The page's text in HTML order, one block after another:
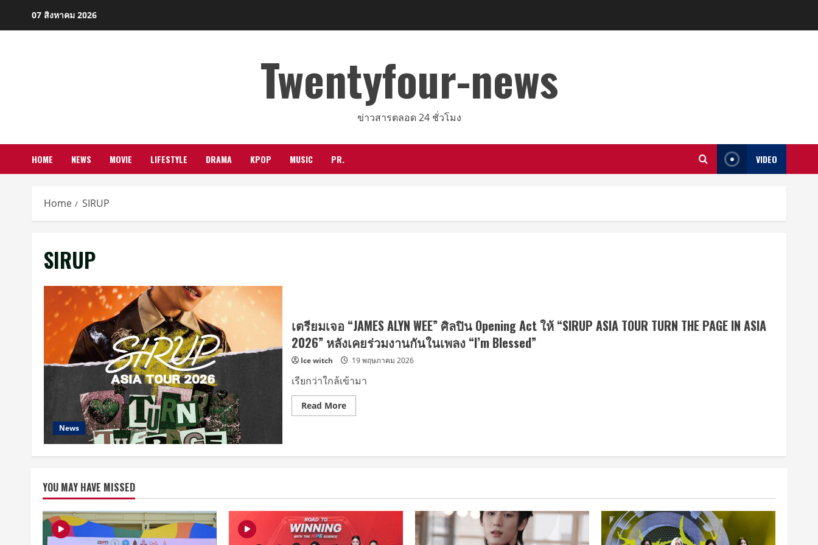
07 สิงหาคม 2026
Twentyfour-news
ข่าวสารตลอด 24 ชั่วโมง
HOME NEWS MOVIE LIFESTYLE DRAMA KPOP MUSIC PR. VIDEO
Home SIRUP
SIRUP
News
เตรียมเจอ “JAMES ALYN WEE” ศิลปิน Opening Act ให้ “SIRUP ASIA TOUR TURN THE PAGE IN ASIA
2026” หลังเคยร่วมงานกันในเพลง “I’m Blessed”
Ice witch 19 พฤษภาคม 2026
เรียกว่าใกล้เข้ามา
Read MoreRead
more
ALYN
ให้
ASIA
TOUR
TURN
THE
YOU MAY HAVE MISSED